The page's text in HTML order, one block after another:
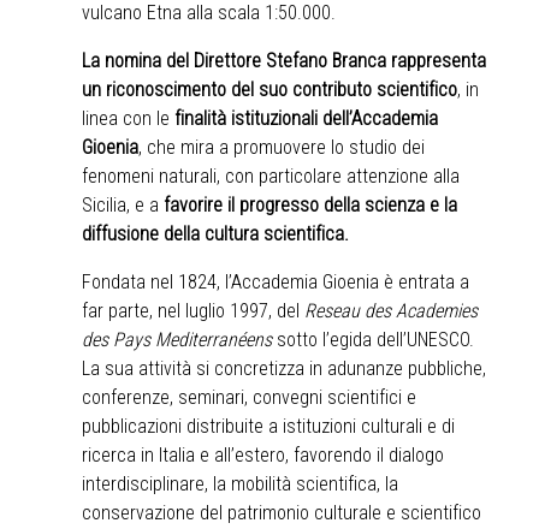
vulcano Etna alla scala 1:50.000.
La nomina del Direttore Stefano Branca rappresenta
un riconoscimento del suo contributo scientifico, in
linea con le finalità istituzionali dell’Accademia
Gioenia, che mira a promuovere lo studio dei
fenomeni naturali, con particolare attenzione alla
Sicilia, e a favorire il progresso della scienza e la
diffusione della cultura scientifica.
Fondata nel 1824, l’Accademia Gioenia è entrata a
far parte, nel luglio 1997, del Reseau des Academies
des Pays Mediterranéenssotto l’egida dell’UNESCO.
La sua attività si concretizza in adunanze pubbliche,
conferenze, seminari, convegni scientifici e
pubblicazioni distribuite a istituzioni culturali e di
ricerca in Italia e all’estero, favorendo il dialogo
interdisciplinare, la mobilità scientifica, la
conservazione del patrimonio culturale e scientifico